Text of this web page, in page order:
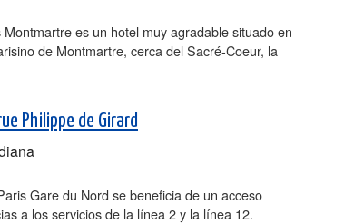
es un hotel muy agradable situado en
de Montmartre, cerca del Sacré-Coeur, la
Philippe de Girard
Gare du Nord se beneficia de un acceso
a los servicios de la línea 2 y la línea 12.